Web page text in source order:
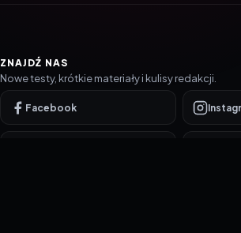
ZNAJDŹ NAS
Nowe testy, krótkie materiały i kulisy redakcji.
Facebook